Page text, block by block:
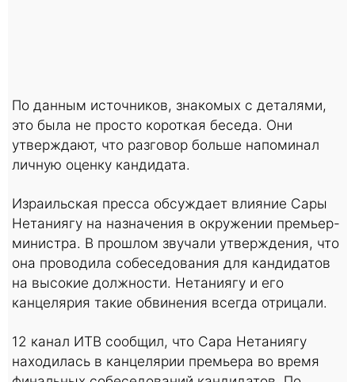
По данным источников, знакомых с деталями,
это была не просто короткая беседа. Они
утверждают, что разговор больше напоминал
личную оценку кандидата.
Израильская пресса обсуждает влияние Сары
Нетаниягу на назначения в окружении премьер-
министра. В прошлом звучали утверждения, что
она проводила собеседования для кандидатов
на высокие должности. Нетаниягу и его
канцелярия такие обвинения всегда отрицали.
12 канал ИТВ сообщил, что Сара Нетаниягу
находилась в канцелярии премьера во время